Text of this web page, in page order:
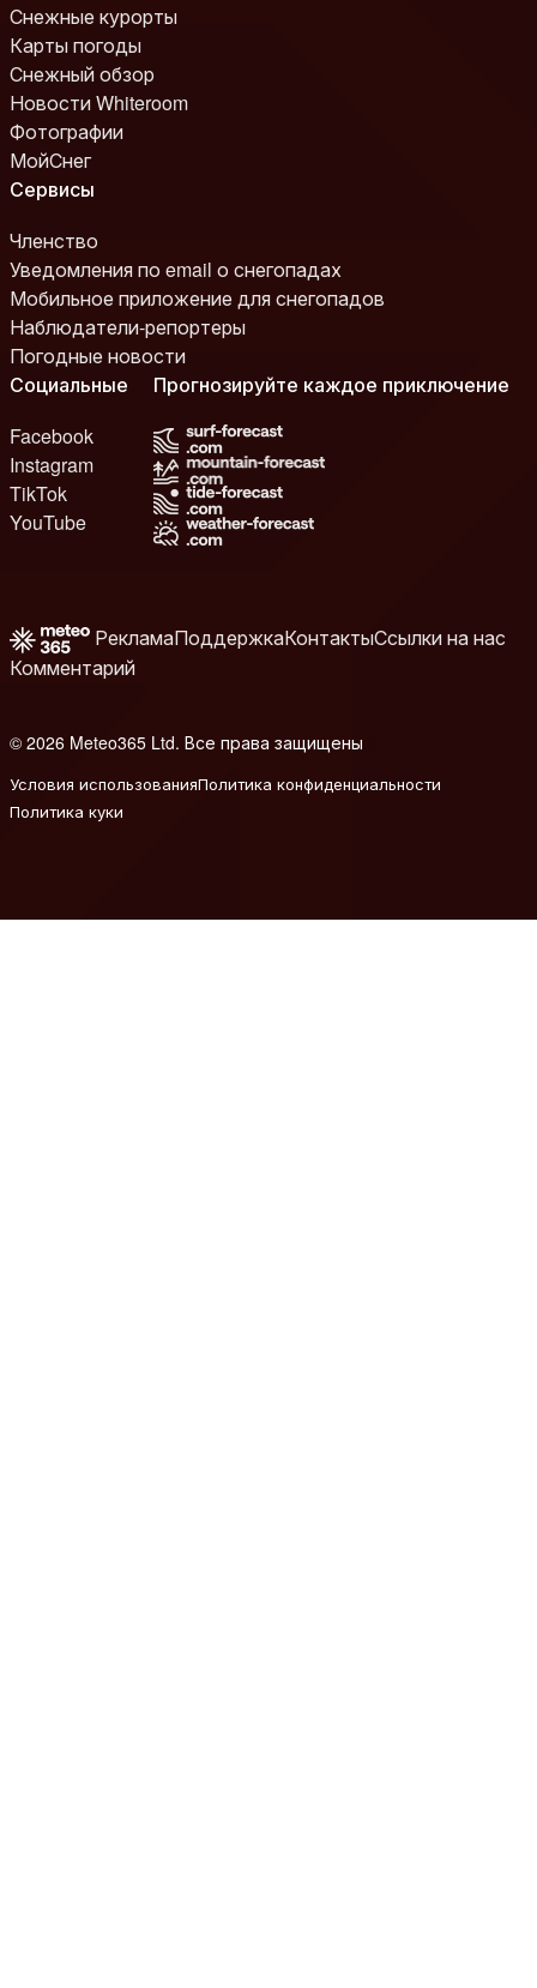
Снежные курорты
Карты погоды
Снежный обзор
Новости Whiteroom
Фотографии
МойСнег
Сервисы
Членство
Уведомления по email о снегопадах
Мобильное приложение для снегопадов
Наблюдатели-репортеры
Погодные новости
Социальные
Facebook
Instagram
TikTok
YouTube
Прогнозируйте каждое приключение
РекламаПоддержкаКонтактыСсылки на нас
Комментарий
© 2026 Meteo365 Ltd. Все права защищены
Условия использованияПолитика конфиденциальности
Политика куки